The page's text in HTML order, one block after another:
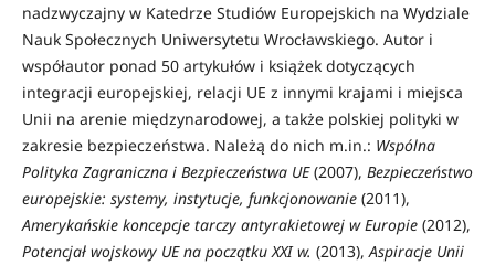
nadzwyczajny w Katedrze Studiów Europejskich na Wydziale
Nauk Społecznych Uniwersytetu Wrocławskiego. Autor i
współautor ponad 50 artykułów i książek dotyczących
integracji europejskiej, relacji UE z innymi krajami i miejsca
Unii na arenie międzynarodowej, a także polskiej polityki w
zakresie bezpieczeństwa. Należą do nich m.in.: Wspólna
Polityka Zagraniczna i Bezpieczeństwa UE(2007), Bezpieczeństwo
europejskie: systemy, instytucje, funkcjonowanie(2011),
Amerykańskie koncepcje tarczy antyrakietowej w Europie(2012),
Potencjał wojskowy UE na początku XXI w. (2013), Aspiracje Unii